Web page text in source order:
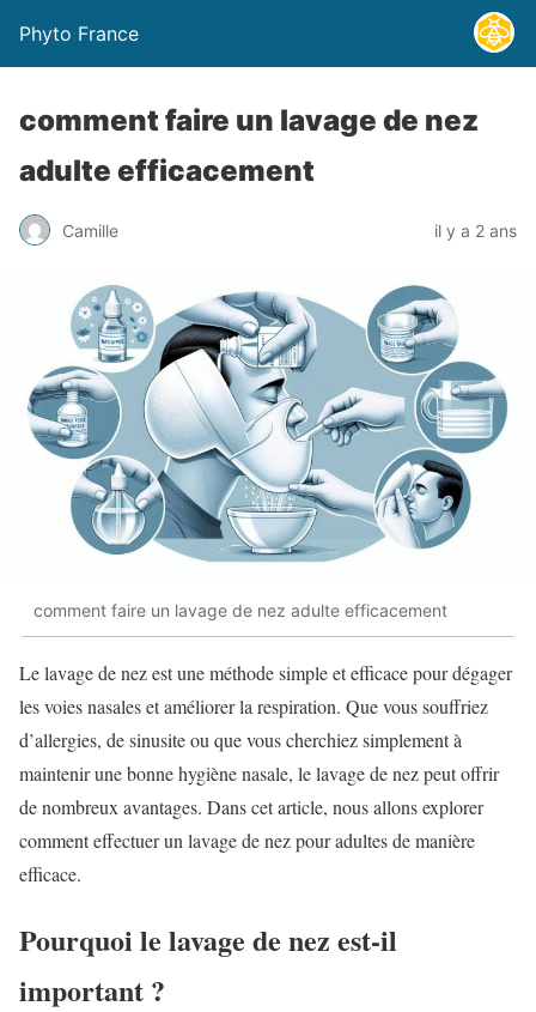
Phyto France
comment faire un lavage de nez
adulte efficacement
Camille il y a 2 ans
comment faire un lavage de nez adulte efficacement
Le lavage de nez est une méthode simple et efficace pour dégager
les voies nasales et améliorer la respiration. Que vous souffriez
d’allergies, de sinusite ou que vous cherchiez simplement à
maintenir une bonne hygiène nasale, le lavage de nez peut offrir
de nombreux avantages. Dans cet article, nous allons explorer
comment effectuer un lavage de nez pour adultes de manière
efficace.
Pourquoi le lavage de nez est-il
important ?